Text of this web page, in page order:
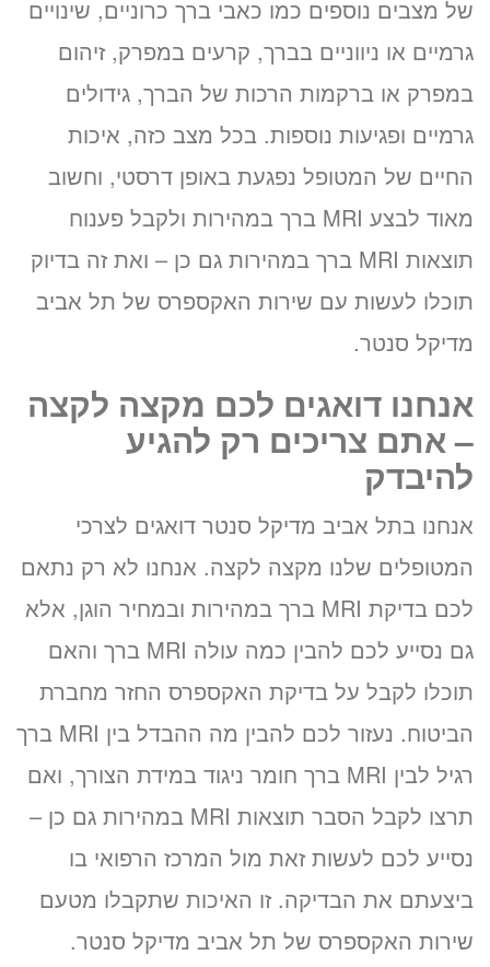
של מצבים נוספים כמו כאבי ברך כרוניים, שינויים
גרמיים או ניווניים בברך, קרעים במפרק, זיהום
במפרק או ברקמות הרכות של הברך, גידולים
גרמיים ופגיעות נוספות. בכל מצב כזה, איכות
החיים של המטופל נפגעת באופן דרסטי, וחשוב
מאוד לבצע MRI ברך במהירות ולקבל פענוח
תוצאות MRI ברך במהירות גם כן – ואת זה בדיוק
תוכלו לעשות עם שירות האקספרס של תל אביב
מדיקל סנטר.
אנחנו דואגים לכם מקצה לקצה
– אתם צריכים רק להגיע
להיבדק
אנחנו בתל אביב מדיקל סנטר דואגים לצרכי
המטופלים שלנו מקצה לקצה. אנחנו לא רק נתאם
לכם בדיקת MRI ברך במהירות ובמחיר הוגן, אלא
גם נסייע לכם להבין כמה עולה MRI ברך והאם
תוכלו לקבל על בדיקת האקספרס החזר מחברת
הביטוח. נעזור לכם להבין מה ההבדל בין MRI ברך
רגיל לבין MRI ברך חומר ניגוד במידת הצורך, ואם
תרצו לקבל הסבר תוצאות MRI במהירות גם כן –
נסייע לכם לעשות זאת מול המרכז הרפואי בו
ביצעתם את הבדיקה. זו האיכות שתקבלו מטעם
שירות האקספרס של תל אביב מדיקל סנטר.